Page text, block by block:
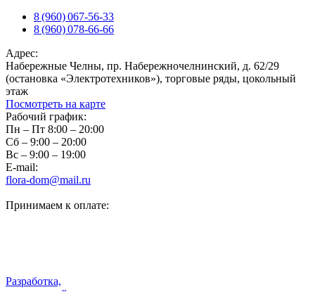
8 (960) 067-56-33
8 (960) 078-66-66
Адрес:
Набережные Челны, пр. Набережночелнинский, д. 62/29
(остановка «Электротехников»), торговые ряды, цокольный
этаж
Посмотреть на карте
Рабочий график:
Пн – Пт 8:00 – 20:00
Сб – 9:00 – 20:00
Вс – 9:00 – 19:00
E-mail:
flora-dom@mail.ru
Принимаем к оплате:
Разработка,